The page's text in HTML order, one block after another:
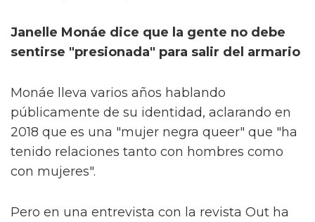
Janelle Monáe dice que la gente no debe
sentirse "presionada" para salir del armario
Monáe lleva varios años hablando
públicamente de su identidad, aclarando en
2018 que es una "mujer negra queer" que "ha
tenido relaciones tanto con hombres como
con mujeres".
Pero en una entrevista con la revista Out ha